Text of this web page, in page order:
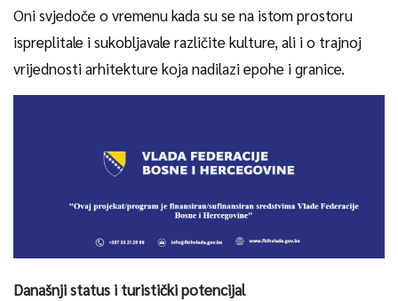
Oni svjedoče o vremenu kada su se na istom prostoru
ispreplitale i sukobljavale različite kulture, ali i o trajnoj
vrijednosti arhitekture koja nadilazi epohe i granice.
Današnji status i turistički potencijal